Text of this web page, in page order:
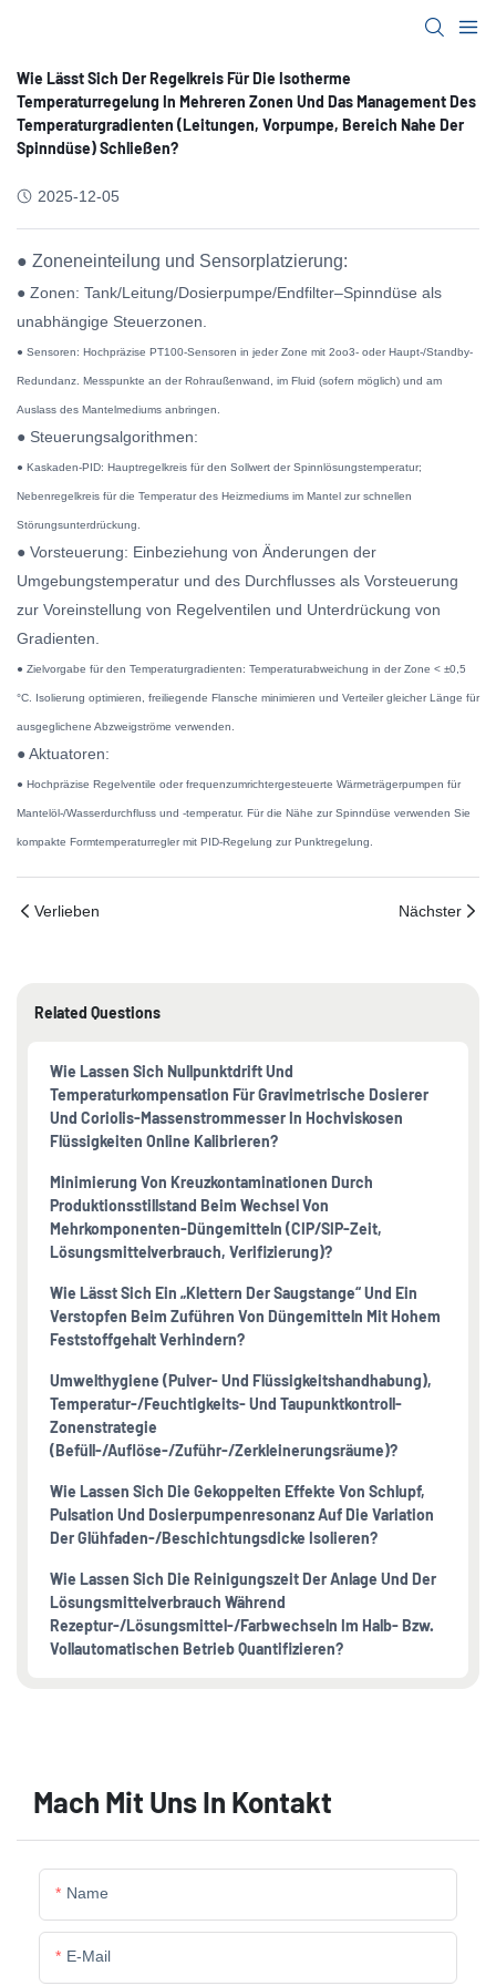
Wie Lässt Sich Der Regelkreis Für Die Isotherme
Temperaturregelung In Mehreren Zonen Und Das Management Des
Temperaturgradienten (Leitungen, Vorpumpe, Bereich Nahe Der
Spinndüse) Schließen?
2025-12-05
● Zoneneinteilung und Sensorplatzierung:
● Zonen: Tank/Leitung/Dosierpumpe/Endfilter–Spinndüse als
unabhängige Steuerzonen.
● Sensoren: Hochpräzise PT100-Sensoren in jeder Zone mit 2oo3- oder Haupt-/Standby-
Redundanz. Messpunkte an der Rohraußenwand, im Fluid (sofern möglich) und am
Auslass des Mantelmediums anbringen.
● Steuerungsalgorithmen:
● Kaskaden-PID: Hauptregelkreis für den Sollwert der Spinnlösungstemperatur;
Nebenregelkreis für die Temperatur des Heizmediums im Mantel zur schnellen
Störungsunterdrückung.
● Vorsteuerung: Einbeziehung von Änderungen der
Umgebungstemperatur und des Durchflusses als Vorsteuerung
zur Voreinstellung von Regelventilen und Unterdrückung von
Gradienten.
● Zielvorgabe für den Temperaturgradienten: Temperaturabweichung in der Zone < ±0,5
°C. Isolierung optimieren, freiliegende Flansche minimieren und Verteiler gleicher Länge für
ausgeglichene Abzweigströme verwenden.
● Aktuatoren:
● Hochpräzise Regelventile oder frequenzumrichtergesteuerte Wärmeträgerpumpen für
Mantelöl-/Wasserdurchfluss und -temperatur. Für die Nähe zur Spinndüse verwenden Sie
kompakte Formtemperaturregler mit PID-Regelung zur Punktregelung.
Verlieben Nächster
Related Questions
Wie Lassen Sich Nullpunktdrift Und
Temperaturkompensation Für Gravimetrische Dosierer
Und Coriolis-Massenstrommesser In Hochviskosen
Flüssigkeiten Online Kalibrieren?
Minimierung Von Kreuzkontaminationen Durch
Produktionsstillstand Beim Wechsel Von
Mehrkomponenten-Düngemitteln (CIP/SIP-Zeit,
Lösungsmittelverbrauch, Verifizierung)?
Wie Lässt Sich Ein „Klettern Der Saugstange“ Und Ein
Verstopfen Beim Zuführen Von Düngemitteln Mit Hohem
Feststoffgehalt Verhindern?
Umwelthygiene (Pulver- Und Flüssigkeitshandhabung),
Temperatur-/Feuchtigkeits- Und Taupunktkontroll-
Zonenstrategie
(Befüll-/Auflöse-/Zuführ-/Zerkleinerungsräume)?
Wie Lassen Sich Die Gekoppelten Effekte Von Schlupf,
Pulsation Und Dosierpumpenresonanz Auf Die Variation
Der Glühfaden-/Beschichtungsdicke Isolieren?
Wie Lassen Sich Die Reinigungszeit Der Anlage Und Der
Lösungsmittelverbrauch Während
Rezeptur-/Lösungsmittel-/Farbwechseln Im Halb- Bzw.
Vollautomatischen Betrieb Quantifizieren?
Mach Mit Uns In Kontakt
Name
E-Mail